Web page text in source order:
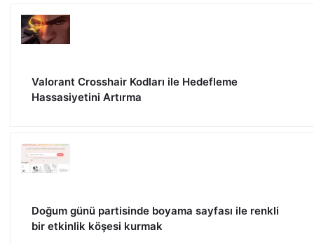
Valorant Crosshair Kodları ile Hedefleme
Hassasiyetini Artırma
Doğum günü partisinde boyama sayfası ile renkli
bir etkinlik köşesi kurmak